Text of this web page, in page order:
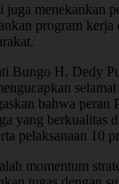
menekankan
program kerja
Bungo H. Dedy
bahwa peran
yang berkualitas
pelaksanaan 10
momentum